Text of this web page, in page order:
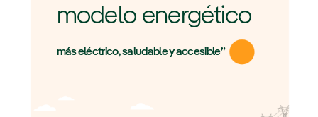
modelo energético
más eléctrico, saludable y accesible”